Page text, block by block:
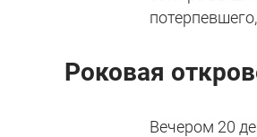
Роковая
Вечером 20